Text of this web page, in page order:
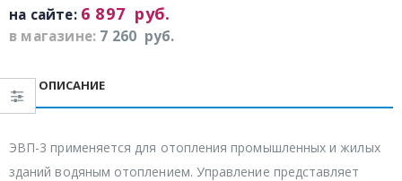
в магазине: 7 260 руб.
на сайте: 6 897 руб.
ОПИСАНИЕ
ЭВП-3 применяется для отопления промышленных и жилых
зданий водяным отоплением. Управление представляет